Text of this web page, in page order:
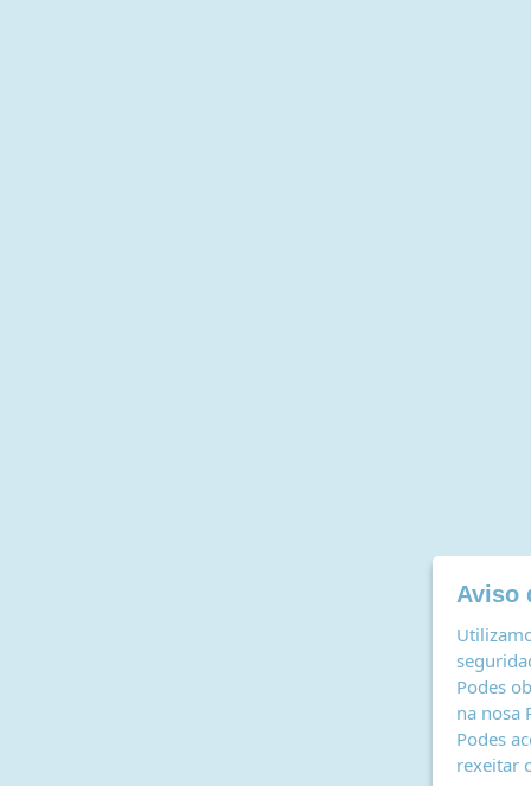
Aviso
Podes
na nosa
Podes
rexeitar